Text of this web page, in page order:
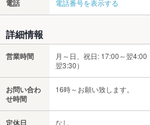
電話 電話番号を表示する
詳細情報
営業時間
月～日、祝日: 17:00～翌
翌3:30）
お問い合わ
せ時間
16時～お願い致します。
定休日 なし